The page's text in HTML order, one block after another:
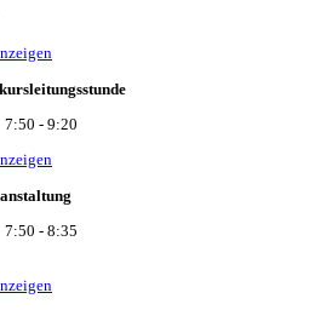
7:50 - 9:20
7:50 - 8:35